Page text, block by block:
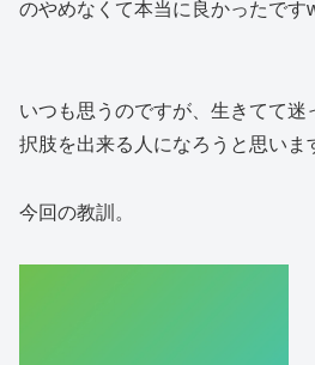
のやめなくて本当に良かったです
いつも思うのですが、生きてて迷
択肢を出来る人になろうと思いま
今回の教訓。